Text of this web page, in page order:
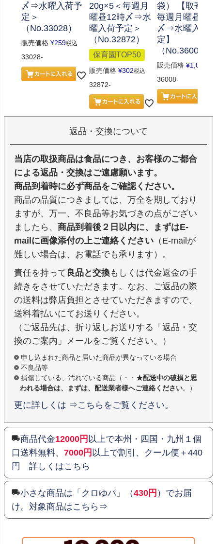
〆⇒水曜入荷予
定＞
（No.33028）
販売価格 ¥259税込
33028-
20g×5＜毎週月
曜昼12時〆⇒水
曜入荷予定＞
（No.32872）
保育園TOP50
販売価格 ¥302税込
32872-
袋） 【取寄せ
毎週月曜昼12
〆⇒水曜入荷
定】
（No.36008）
販売価格 ¥1,037
36008-
返品・交換について
当店の取扱商品は食品につき、お客様のご都合
による返品・交換はご遠慮願います。
商品到着時に必ず商品をご確認ください。
商品の品質につきましては、万全を期しており
ますが、万一、不良品等お気づきの点がござい
ましたら、 商品到着後２日以内に、まずはE-
mailに画像添付の上ご連絡ください （E-mailが
難しい場合は、お電話でも承ります）。
責任を持って 良品と交換もしくは代金返金の手
続きをさせていただきます。なお、ご返品の際
の送料は弊店負担とさせていただきますので、
送料着払いにてお送りください。
（ご返品先は、折り返しお送りする「返品・交
換のご案内」メールをご覧ください。）
申し込まれた商品と届いた商品が異なっている場合
不良品等
損傷している、汚れている商品（・・ ★配送中の破損と思
われる場合は、まずは、配送業者様へご連絡ください。）
更に詳しくは ⇒こちらをご覧ください。
商品代金12000円 以上で本州・四国・九州１個
口送料無料、 7000円 以上で割引、クール便＋440
円 詳しくはこちら
小さな商品は「クロゆパ」（430円 ）でお届
け。対象商品はこちら⇒